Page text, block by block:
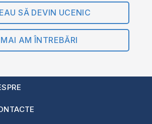
SĂ DEVIN UCENIC
MAI AM ÎNTREBĂRI